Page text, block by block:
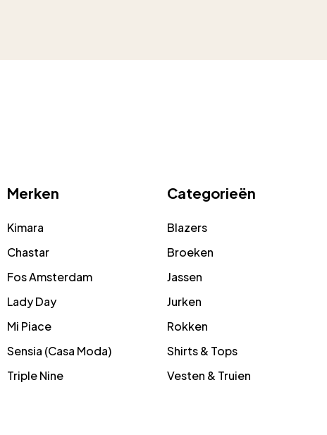
Merken
Kimara
Chastar
Fos Amsterdam
Lady Day
Mi Piace
Sensia (Casa Moda)
Triple Nine
Categorieën
Blazers
Broeken
Jassen
Jurken
Rokken
Shirts & Tops
Vesten & Truien